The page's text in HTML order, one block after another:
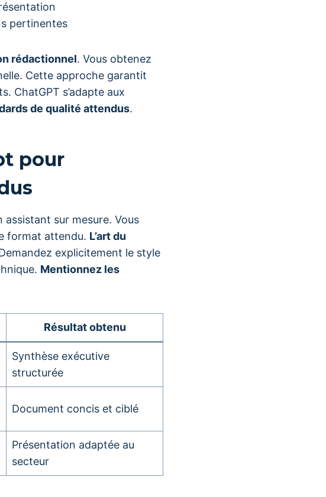
pertinentes
rédactionnel. Vous obtenez
Cette approche garantit
ChatGPT s’adapte aux
de qualité attendus.
pour
sur mesure. Vous
format attendu. L’art du
explicitement le style
Mentionnez les
Résultat obtenu
Synthèse exécutive
structurée
Document concis et ciblé
Présentation adaptée au
secteur